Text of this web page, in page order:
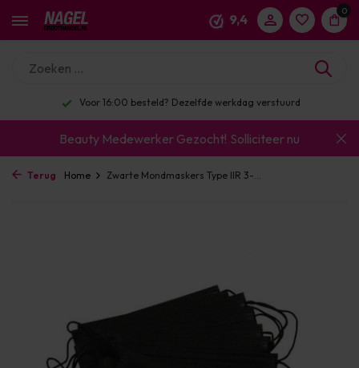
9,4
0
Voor 16:00 besteld? Dezelfde werkdag verstuurd
Beauty Medewerker Gezocht! Solliciteer nu
Terug Home Zwarte Mondmaskers Type IIR 3-...